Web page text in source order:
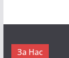
За Нас